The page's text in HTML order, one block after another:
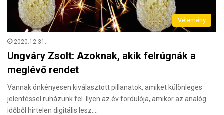
Vélemény
2020.12.31.
Ungváry Zsolt: Azoknak, akik felrúgnák a
meglévő rendet
Vannak önkényesen kiválasztott pillanatok, amiket különleges
jelentéssel ruházunk fel. Ilyen az év fordulója, amikor az analóg
időből hirtelen digitális lesz.…